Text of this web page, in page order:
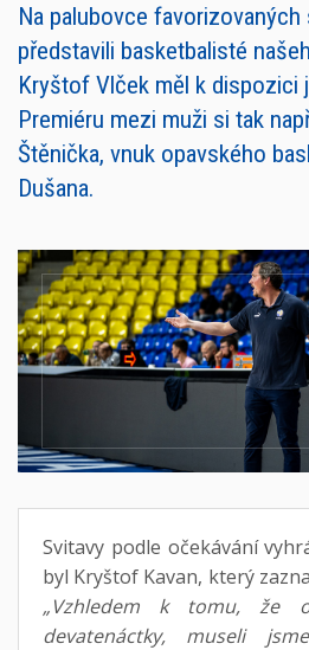
Na palubovce
představili basketbalisté
Kryštof Vlček měl k dispozici
Premiéru mezi muži si tak
Štěnička, vnuk opavského
Dušana.
Svitavy podle očekávání
byl Kryštof Kavan, který
„Vzhledem k tomu, že
devatenáctky, museli